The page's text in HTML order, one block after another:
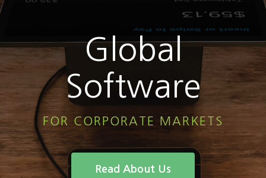
Global
Software
FOR CORPORATE MARKETS
Read About Us